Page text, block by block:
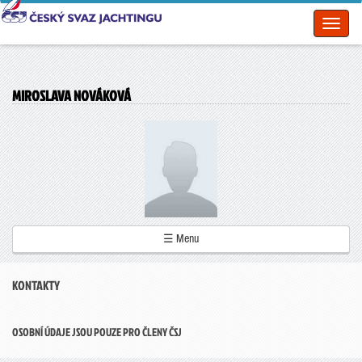
MIROSLAVA NOVÁKOVÁ
☰ Menu
KONTAKTY
OSOBNÍ ÚDAJE JSOU POUZE PRO ČLENY ČSJ